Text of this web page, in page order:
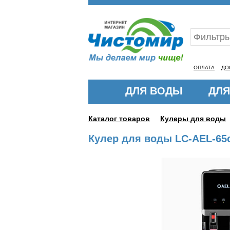
ОПЛАТА
ДЛЯ ВОДЫ
Каталог товаров Кулеры для воды
Кулер для воды LC-AEL-